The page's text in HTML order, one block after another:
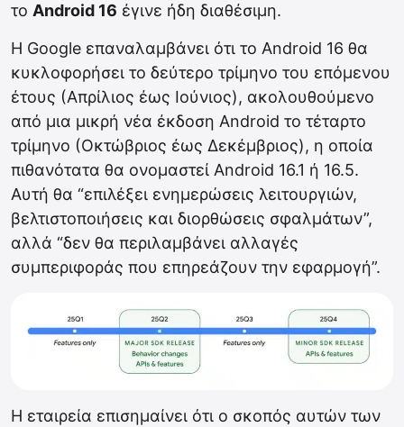
το Αndroid 16 έγινε ήδη διαθέσιμη.
Η Google επαναλαμβάνει ότι το Android 16 θα
κυκλοφορήσει το δεύτερο τρίμηνο του επόμενου
έτους (Απρίλιος έως Ιούνιος), ακολουθούμενο
από μια μικρή νέα έκδοση Android το τέταρτο
τρίμηνο (Οκτώβριος έως Δεκέμβριος), η οποία
πιθανότατα θα ονομαστεί Android 16.1 ή 16.5.
Αυτή θα “επιλέξει ενημερώσεις λειτουργιών,
βελτιστοποιήσεις και διορθώσεις σφαλμάτων”,
αλλά “δεν θα περιλαμβάνει αλλαγές
συμπεριφοράς που επηρεάζουν την εφαρμογή”.
Η εταιρεία επισημαίνει ότι ο σκοπός αυτών των